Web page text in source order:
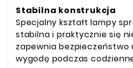
Stabilna konstrukcja
Specjalny kształt lampy
stabilna i praktycznie się
zapewnia bezpieczeństwo
wygodę podczas